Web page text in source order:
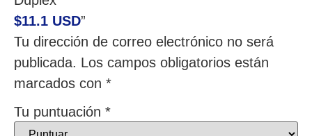
$11.1 USD”
Tu dirección de correo electrónico no será
publicada. Los campos obligatorios están
marcados con *
Tu puntuación *